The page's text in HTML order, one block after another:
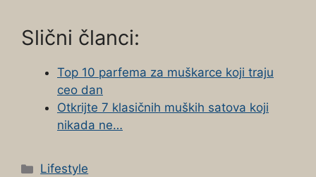
Slični članci:
Top 10 parfema za muškarce koji traju
ceo dan
Otkrijte 7 klasičnih muških satova koji
nikada ne…
Categories
Lifestyle